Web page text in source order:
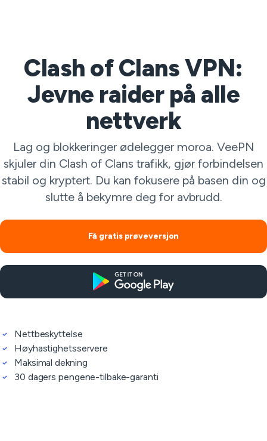
Clash of Clans VPN:
Jevne raider på alle
nettverk
Lag og blokkeringer ødelegger moroa. VeePN
skjuler din Clash of Clans trafikk, gjør forbindelsen
stabil og kryptert. Du kan fokusere på basen din og
slutte å bekymre deg for avbrudd.
Få gratis prøveversjon
Nettbeskyttelse
Høyhastighetsservere
Maksimal dekning
30 dagers pengene-tilbake-garanti